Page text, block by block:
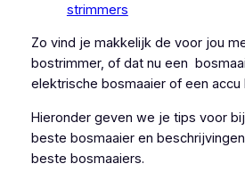
strimmers
Zo vind je makkelijk de voor jou
bostrimmer, of dat nu een
elektrische bosmaaier of een accu
Hieronder geven we je tips voor
beste bosmaaier en
beste bosmaaiers.